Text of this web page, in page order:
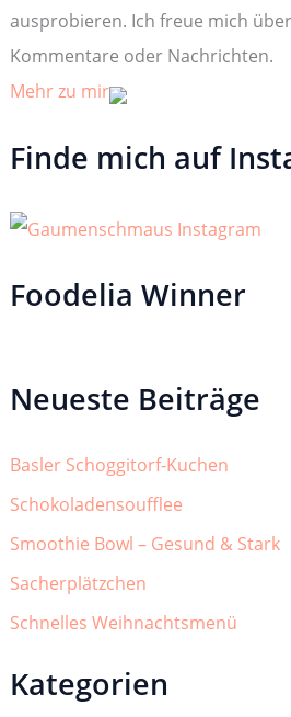
ausprobieren. Ich freue mich
Kommentare oder Nachrichten.
Mehr zu mir
Finde mich auf
Foodelia Winner
Neueste Beiträge
Basler Schoggitorf-Kuchen
Schokoladensoufflee
Smoothie Bowl – Gesund & Stark
Sacherplätzchen
Schnelles Weihnachtsmenü
Kategorien